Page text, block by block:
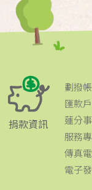
捐款資訊
劃撥
匯款
蓮分
服務
傳真
電子